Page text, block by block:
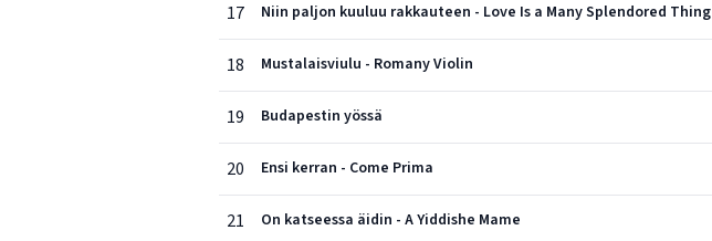
17 Niin paljon kuuluu rakkauteen - Love Is a Many Splendored Thing
18 Mustalaisviulu - Romany Violin
19 Budapestin yössä
20 Ensi kerran - Come Prima
21 On katseessa äidin - A Yiddishe Mame